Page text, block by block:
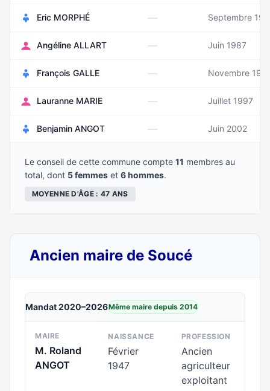
Eric MORPHÉ — Septembre
Angéline ALLART — Juin 1987
François GALLE — Novembre
Lauranne MARIE — Juillet 1997
Benjamin ANGOT — Juin 2002
Le conseil de cette commune compte 11 membres au
total, dont 5 femmes et 6 hommes.
MOYENNE D'ÂGE : 47 ANS
Ancien maire de Soucé
Mandat 2020–2026Même maire depuis 2014
MAIRE
M. Roland
ANGOT
NAISSANCE
Février
1947
PROFESSION
Ancien
agriculteur
exploitant